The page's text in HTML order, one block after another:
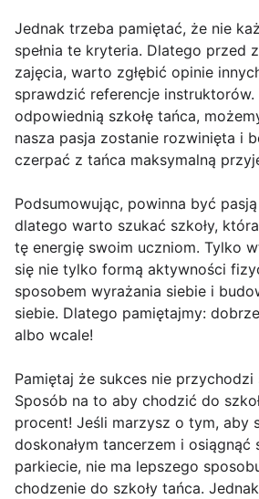
Jednak trzeba pamiętać, że nie
spełnia te kryteria. Dlatego przed
zajęcia, warto zgłębić opinie
sprawdzić referencje instruktorów.
odpowiednią szkołę tańca,
nasza pasja zostanie rozwinięta i
czerpać z tańca maksymalną
Podsumowując, powinna być
dlatego warto szukać szkoły,
tę energię swoim uczniom. Tylko
się nie tylko formą aktywności
sposobem wyrażania siebie i
siebie. Dlatego pamiętajmy:
albo wcale!
Pamiętaj że sukces nie przychodzi
Sposób na to aby chodzić do
procent! Jeśli marzysz o tym, aby
doskonałym tancerzem i osiągnąć
parkiecie, nie ma lepszego
chodzenie do szkoły tańca.